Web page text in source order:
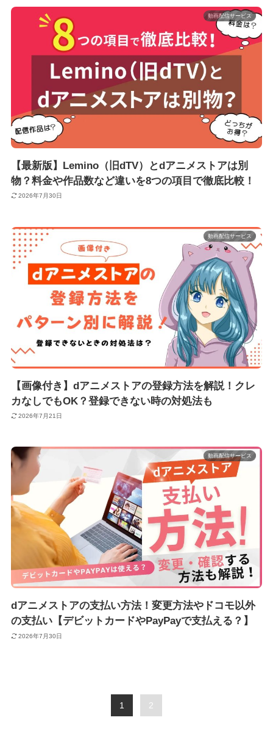
動画配信サービス
【最新版】Lemino（旧dTV）とdアニメストアは別
物？料金や作品数など違いを8つの項目で徹底比較！
2026年7月30日
動画配信サービス
【画像付き】dアニメストアの登録方法を解説！クレ
カなしでもOK？登録できない時の対処法も
2026年7月21日
動画配信サービス
dアニメストアの支払い方法！変更方法やドコモ以外
の支払い【デビットカードやPayPayで支払える？】
2026年7月30日
1 2